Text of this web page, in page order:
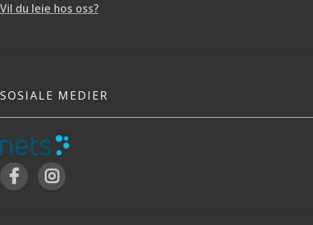
Vil du leie hos oss?
SOSIALE MEDIER